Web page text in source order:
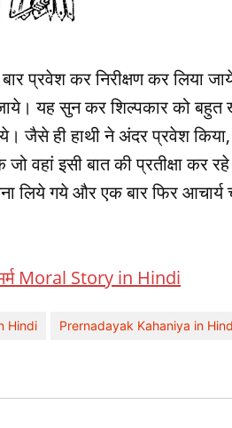
प्रवेश कर निरीक्षण कर लिया
यह सुन कर शिल्‍पकार को बहुत
जैसे ही हाथी ने अंदर प्रवेश
वहां इसी बात की प्रतीक्षा कर
लिये गये और एक बार फिर आचार्य
Moral Story in Hindi
Hindi Prernadayak Kahaniya in